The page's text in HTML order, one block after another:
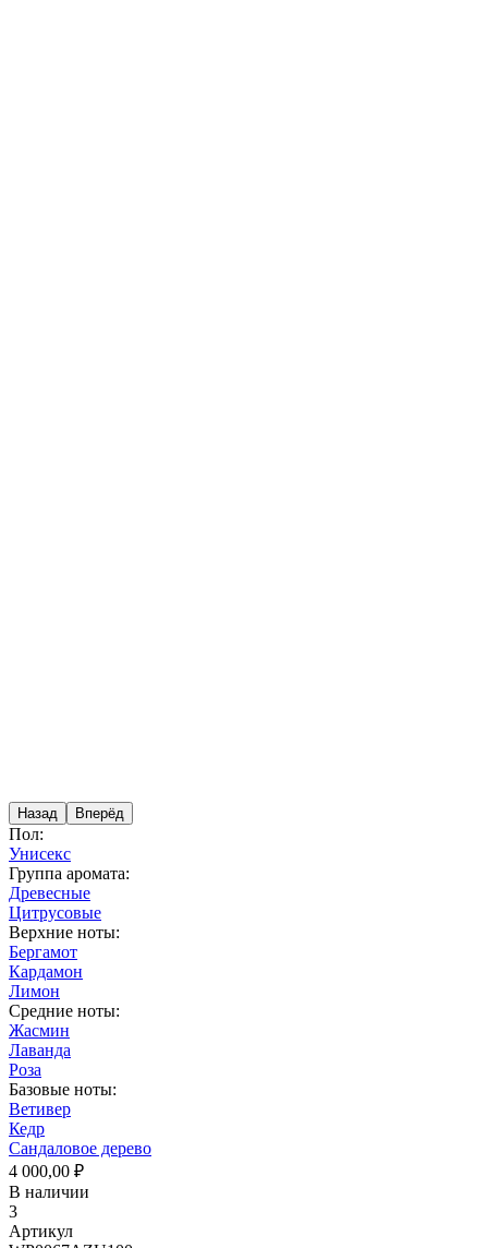
Назад Вперёд
Пол:
Унисекс
Группа аромата:
Древесные
Цитрусовые
Верхние ноты:
Бергамот
Кардамон
Лимон
Средние ноты:
Жасмин
Лаванда
Роза
Базовые ноты:
Ветивер
Кедр
Сандаловое дерево
4 000,00 ₽
В наличии
3
Артикул